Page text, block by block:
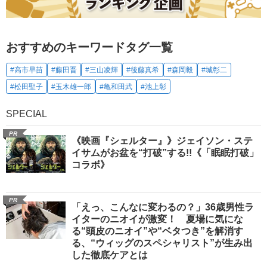
おすすめのキーワードタグ一覧
#高市早苗 #藤田晋 #三山凌輝 #後藤真希 #森岡毅
#城彰二
#松田聖子
#玉木雄一郎 #亀和田武 #池上彰
SPECIAL
PR
《映画『シェルター』》ジェイソン・ステ
イサムがお盆を“打破”する!!《「眠眠打破」
コラボ》
PR
「えっ、こんなに変わるの？」36歳男性ラ
イターのニオイが激変！ 夏場に気にな
る“頭皮のニオイ”や“ベタつき”を解消す
る、“ウィッグのスペシャリスト”が生み出
した徹底ケアとは